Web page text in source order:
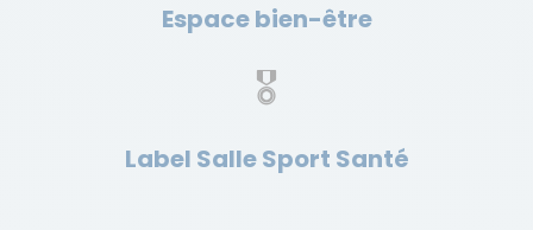
Espace bien-être
🎖
Label Salle Sport Santé